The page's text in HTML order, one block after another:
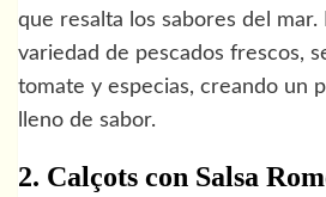
que resalta los sabores del mar.
variedad de pescados frescos,
tomate y especias, creando un
lleno de sabor.
2. Calçots con Salsa